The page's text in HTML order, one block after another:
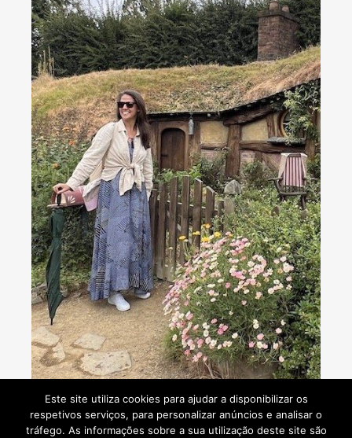
Consultoria de viagens - Agente de Viagens
Este site utiliza cookies para ajudar a disponibilizar os
respetivos serviços, para personalizar anúncios e analisar o
tráfego. As informações sobre a sua utilização deste site são